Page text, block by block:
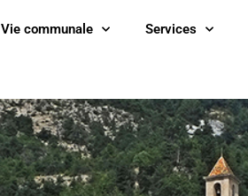
Vie communale Services